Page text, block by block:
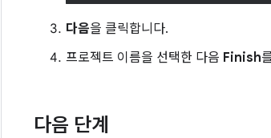
다음을 클릭합니다.
프로젝트 이름을 선택한 다음 Finish
다음 단계